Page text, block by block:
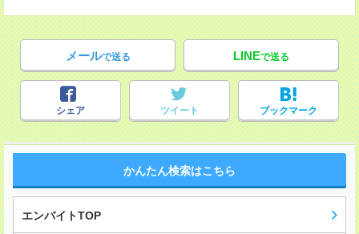
メールで送る LINEで送る
シェア ツイート ブックマーク
かんたん検索はこちら
エンバイトTOP